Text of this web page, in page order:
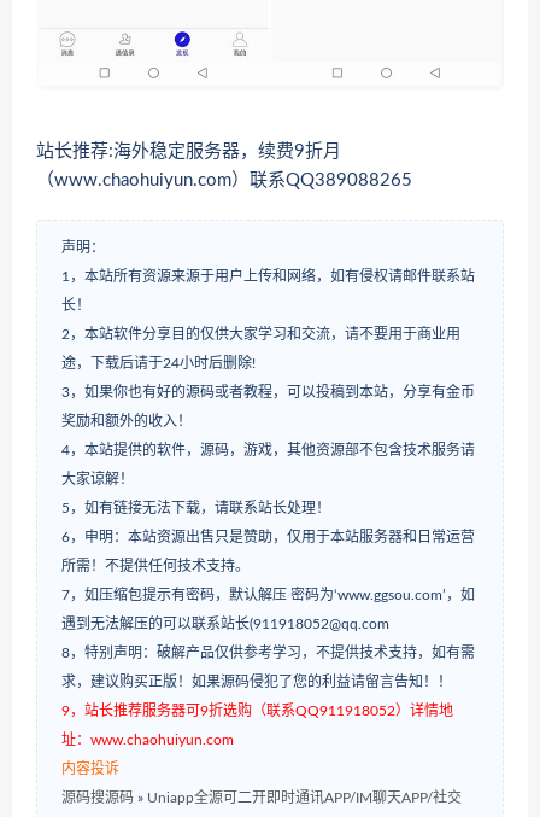
站长推荐:海外稳定服务器，续费9折月
（www.chaohuiyun.com）联系QQ389088265
声明：
1，本站所有资源来源于用户上传和网络，如有侵权请邮件联系站
长！
2，本站软件分享目的仅供大家学习和交流，请不要用于商业用
途，下载后请于24小时后删除!
3，如果你也有好的源码或者教程，可以投稿到本站，分享有金币
奖励和额外的收入！
4，本站提供的软件，源码，游戏，其他资源部不包含技术服务请
大家谅解！
5，如有链接无法下载，请联系站长处理！
6，申明：本站资源出售只是赞助，仅用于本站服务器和日常运营
所需！不提供任何技术支持。
7，如压缩包提示有密码，默认解压 密码为‘www.ggsou.com’，如
遇到无法解压的可以联系站长(911918052@qq.com
8，特别声明：破解产品仅供参考学习，不提供技术支持，如有需
求，建议购买正版！如果源码侵犯了您的利益请留言告知！！
9，站长推荐服务器可9折选购（联系QQ911918052）详情地
址：www.chaohuiyun.com
内容投诉
源码搜源码 » Uniapp全源可二开即时通讯APP/IM聊天APP/社交